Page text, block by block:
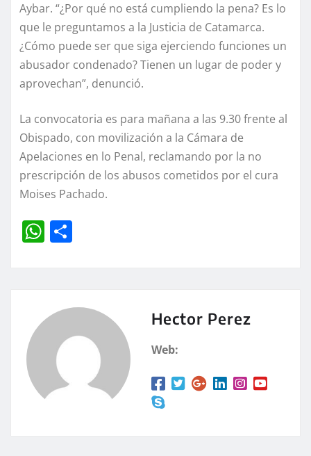
Aybar. “¿Por qué no está cumpliendo la pena? Es lo
que le preguntamos a la Justicia de Catamarca.
¿Cómo puede ser que siga ejerciendo funciones un
abusador condenado? Tienen un lugar de poder y
aprovechan”, denunció.
La convocatoria es para mañana a las 9.30 frente al
Obispado, con movilización a la Cámara de
Apelaciones en lo Penal, reclamando por la no
prescripción de los abusos cometidos por el cura
Moises Pachado.
W
A
p
rt
Hector Perez
Web: